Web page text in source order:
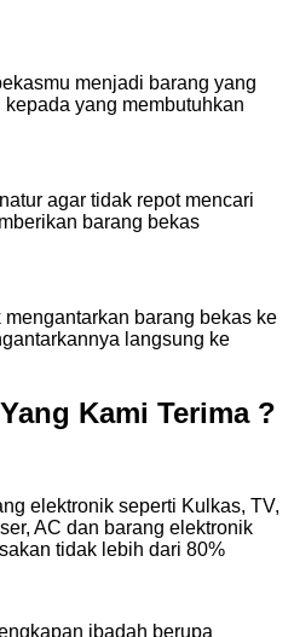
menjadi barang yang
yang membutuhkan
agar tidak repot mencari
barang bekas
barang bekas ke
langsung ke
Kami Terima ?
elektronik seperti Kulkas, TV,
AC dan barang elektronik
tidak lebih dari 80%
ibadah berupa